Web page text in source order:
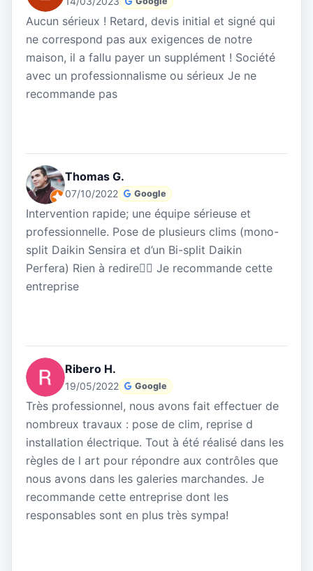
Aucun sérieux ! Retard, devis initial et signé qui
ne correspond pas aux exigences de notre
maison, il a fallu payer un supplément ! Société
avec un professionnalisme ou sérieux Je ne
recommande pas
Thomas G.
07/10/2022 Google
Intervention rapide; une équipe sérieuse et
professionnelle. Pose de plusieurs clims (mono-
split Daikin Sensira et d’un Bi-split Daikin
Perfera) Rien à redire👌🏼 Je recommande cette
entreprise
Ribero H.
19/05/2022 Google
Très professionnel, nous avons fait effectuer de
nombreux travaux : pose de clim, reprise d
installation électrique. Tout à été réalisé dans les
règles de l art pour répondre aux contrôles que
nous avons dans les galeries marchandes. Je
recommande cette entreprise dont les
responsables sont en plus très sympa!